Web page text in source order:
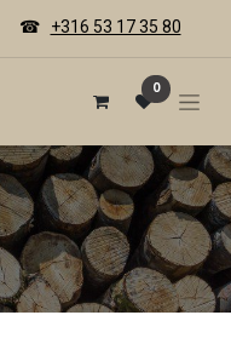
☎ +316 53 17 35 80
0